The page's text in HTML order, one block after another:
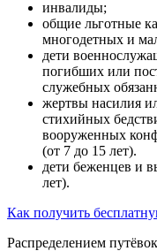
инвалиды;
общие льготные
многодетных и
дети
погибших или
служебных
жертвы насилия
стихийных
вооруженных
(от 7 до 15 лет).
дети беженцев и
лет).
Как получить
Распределением